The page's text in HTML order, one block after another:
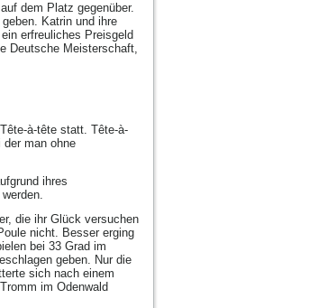
dem Platz gegenüber.
Katrin und ihre
erfreuliches Preisgeld
Deutsche Meisterschaft,
à-tête statt. Tête-à-
man ohne
ihres
die ihr Glück versuchen
nicht. Besser erging
bei 33 Grad im
geben. Nur die
sich nach einem
im Odenwald